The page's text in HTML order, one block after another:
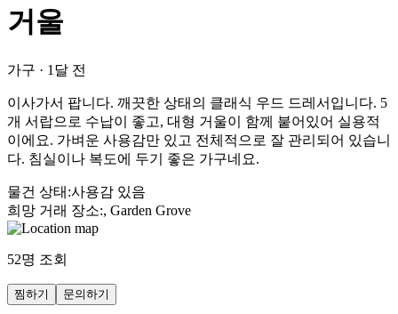
거울
가구 · 1달 전
이사가서 팝니다. 깨끗한 상태의 클래식 우드 드레서입니다. 5
개 서랍으로 수납이 좋고, 대형 거울이 함께 붙어있어 실용적
이에요. 가벼운 사용감만 있고 전체적으로 잘 관리되어 있습니
다. 침실이나 복도에 두기 좋은 가구네요.
물건 상태 :사용감 있음
희망 거래 장소:, Garden Grove
52명 조회
찜하기 문의하기